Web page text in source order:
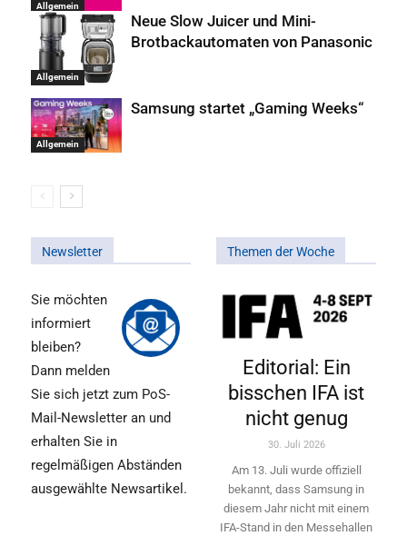
Allgemein
Allgemein
Neue Slow Juicer und Mini-
Brotbackautomaten von Panasonic
Allgemein
Samsung startet „Gaming Weeks“
Newsletter
Sie möchten
informiert
bleiben?
Dann melden
Sie sich jetzt zum PoS-
Mail-Newsletter an und
erhalten Sie in
regelmäßigen Abständen
ausgewählte Newsartikel.
Themen der Woche
Editorial: Ein
bisschen IFA ist
nicht genug
30. Juli 2026
Am 13. Juli wurde offiziell
bekannt, dass Samsung in
diesem Jahr nicht mit einem
IFA-Stand in den Messehallen